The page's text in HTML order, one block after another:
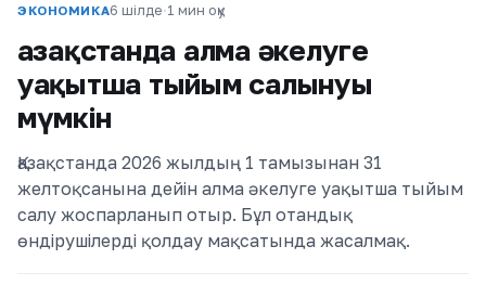
ЭКОНОМИКА6 шілде·1 мин оқу
Қазақстанда алма әкелуге
уақытша тыйым салынуы
мүмкін
Қазақстанда 2026 жылдың 1 тамызынан 31
желтоқсанына дейін алма әкелуге уақытша тыйым
салу жоспарланып отыр. Бұл отандық
өндірушілерді қолдау мақсатында жасалмақ.